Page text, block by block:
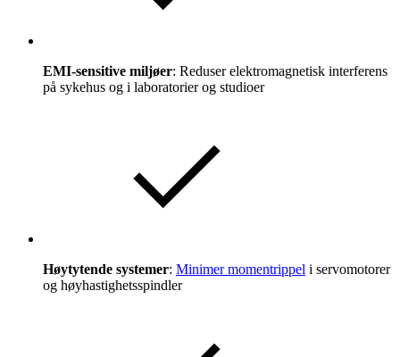
EMI-sensitive miljøer: Reduser elektromagnetisk interferens
på sykehus og i laboratorier og studioer
Høytytende systemer: Minimer momentrippel i servomotorer
og høyhastighetsspindler